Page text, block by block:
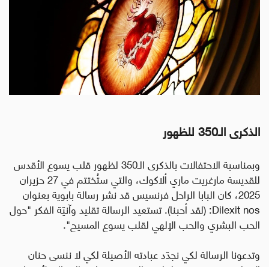
الذكرى الـ350 للظهور
وبمناسبة الاحتفالات بالذكرى الـ350 لظهور قلب يسوع الأقدس
للقديسة مارغريت ماري ألاكوك، والتي ستُختتم في 27 حزيران
2025، كان البابا الراحل فرنسيس قد نشر رسالة بابوية بعنوان
Dilexit nos: (لقد أحبنا). تستعيد الرسالة تقليد وآنيّة الفكر "حول
الحب البشري والحب الإلهي لقلب يسوع المسيح".
وتدعونا الرسالة لكي نجدّد عبادته الأصيلة لكي لا ننسى حنان